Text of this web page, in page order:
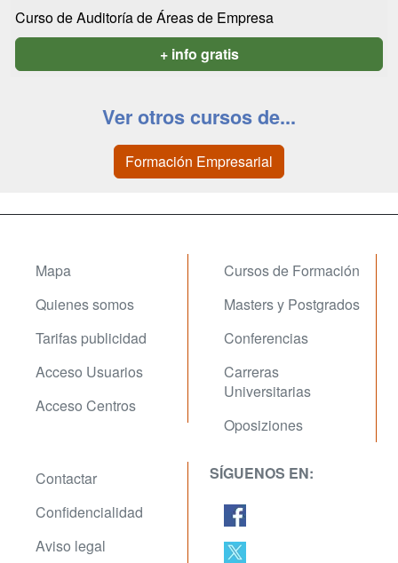
Curso de Auditoría de Áreas de Empresa
+ info gratis
Ver otros cursos de...
Formación Empresarial
Mapa
Quienes somos
Tarifas publicidad
Acceso Usuarios
Acceso Centros
Cursos de Formación
Masters y Postgrados
Conferencias
Carreras
Universitarias
Oposiziones
Contactar
Confidencialidad
Aviso legal
SÍGUENOS EN: